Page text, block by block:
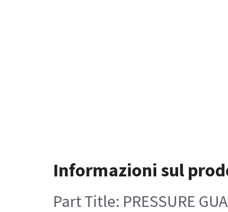
Informazioni sul
Part Title: PRESSURE